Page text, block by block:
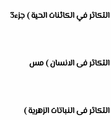
امتحان الكتروني أحياء درس ( التكاثر في الكائنات الحية ) جزء3
فى الانسان ) مس
فى النباتات الزهرية )